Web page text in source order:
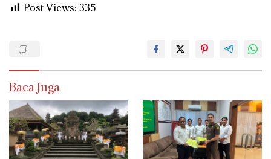
Post Views: 335
Baca Juga